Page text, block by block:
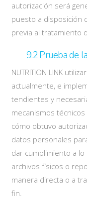
autorización será
puesto a disposición
previa al tratamiento
9.2 Prueba de
NUTRITION LINK
actualmente, e
tendientes y
mecanismos
cómo obtuvo
datos personales
dar cumplimiento a
archivos físicos o
manera directa o a
fin.